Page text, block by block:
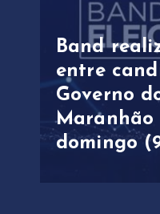
Band
entre
Governo
Maranhão
domingo